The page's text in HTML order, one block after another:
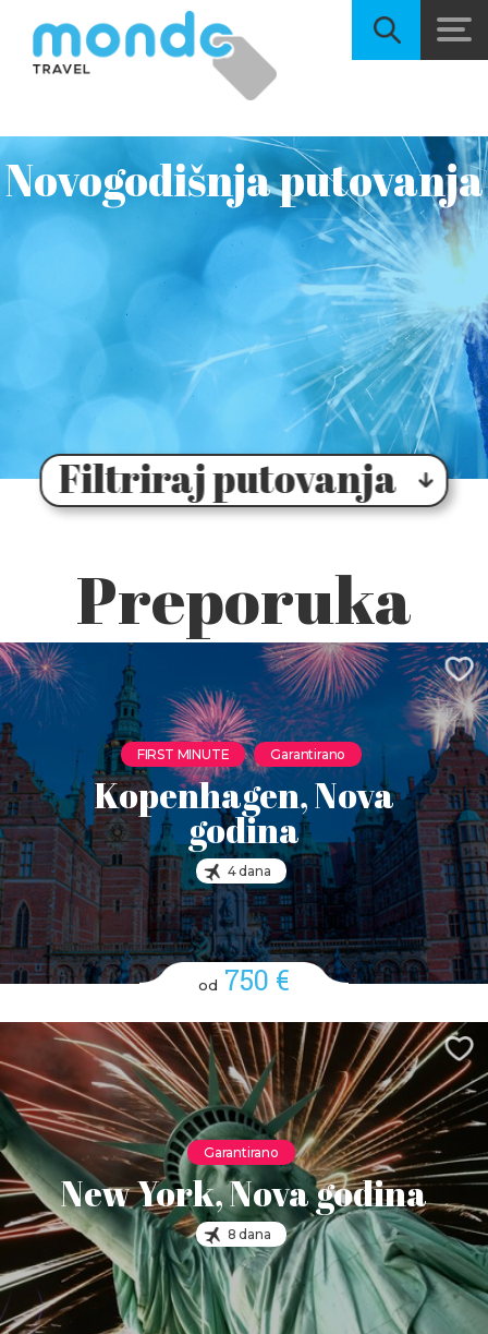
Novogodišnja putovanja
Filtriraj putovanja
Preporuka
FIRST MINUTE Garantirano
Kopenhagen, Nova
godina
4 dana
od 750 €
Garantirano
New York, Nova godina
8 dana